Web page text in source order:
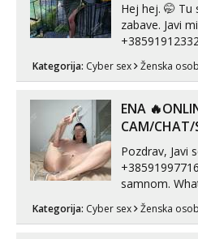
Hej hej. 🤭 Tu
zabave. Javi
Whatsapp). 🤙 NE javljaj se na uzivo.
Hvala.
Kategorija: Cyber sex Ženska
ENA
CAM/CHAT/
Pozdrav, Javi se porukom na br.
samnom. WhatsApp 👉+385919977166
Telegram
videopozive s
Kategorija: Cyber sex Ženska